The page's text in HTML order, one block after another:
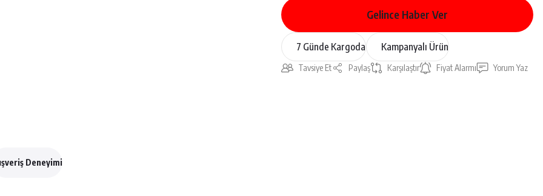
Gelince Haber Ver
7 Günde Kargoda Kampanyalı Ürün
Tavsiye Et Paylaş Karşılaştır Fiyat Alarmı Yorum Yaz
Deneyimi